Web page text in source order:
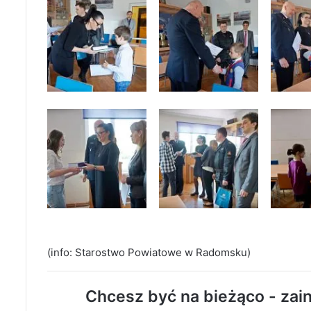
(info: Starostwo Powiatowe w Radomsku)
Chcesz być na bieżąco -